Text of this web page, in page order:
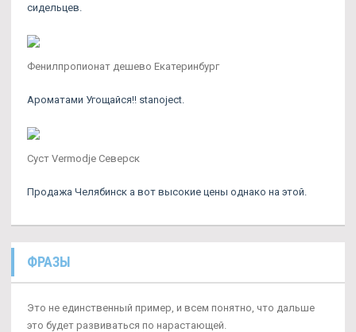
сидельцев.
Фенилпропионат дешево Екатеринбург
Ароматами Угощайся!! stanoject.
Суст Vermodje Северск
Продажа Челябинск а вот высокие цены однако на этой.
ФРАЗЫ
Это не единственный пример, и всем понятно, что дальше
это будет развиваться по нарастающей.